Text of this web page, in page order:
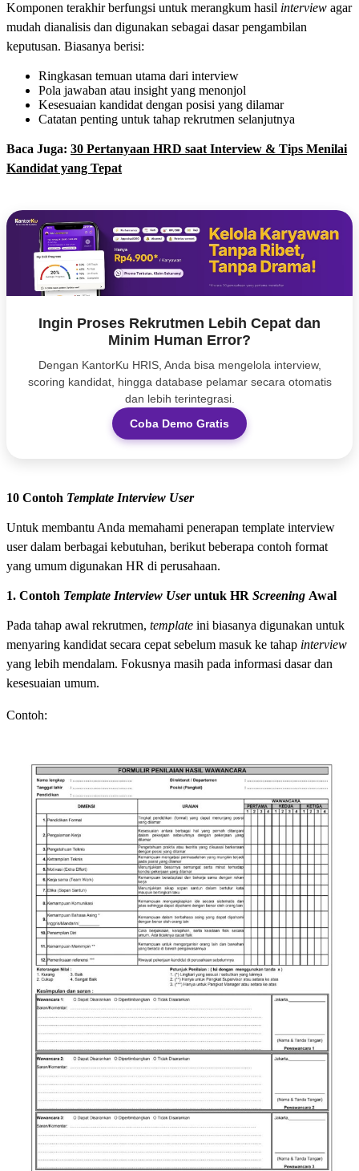
Komponen terakhir berfungsi untuk merangkum hasil interview agar
mudah dianalisis dan digunakan sebagai dasar pengambilan
keputusan. Biasanya berisi:
Ringkasan temuan utama dari interview
Pola jawaban atau insight yang menonjol
Kesesuaian kandidat dengan posisi yang dilamar
Catatan penting untuk tahap rekrutmen selanjutnya
Baca Juga: 30 Pertanyaan HRD saat Interview & Tips Menilai
Kandidat yang Tepat
Ingin Proses Rekrutmen Lebih Cepat dan
Minim Human Error?
Dengan KantorKu HRIS, Anda bisa mengelola interview,
scoring kandidat, hingga database pelamar secara otomatis
dan lebih terintegrasi.
Coba Demo Gratis
10 Contoh Template Interview User
Untuk membantu Anda memahami penerapan template interview
user dalam berbagai kebutuhan, berikut beberapa contoh format
yang umum digunakan HR di perusahaan.
1. Contoh Template Interview Useruntuk HR Screening Awal
Pada tahap awal rekrutmen, template ini biasanya digunakan untuk
menyaring kandidat secara cepat sebelum masuk ke tahap interview
yang lebih mendalam. Fokusnya masih pada informasi dasar dan
kesesuaian umum.
Contoh: